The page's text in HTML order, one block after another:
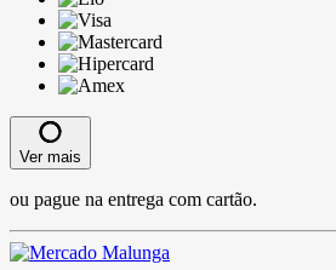
Ver mais
ou pague na entrega com cartão.